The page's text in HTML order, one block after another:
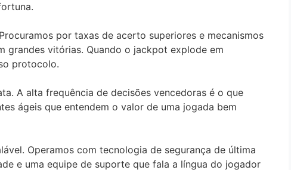
por taxas de acerto superiores e mecanismos
grandes vitórias. Quando o jackpot explode em
protocolo.
A alta frequência de decisões vencedoras é o que
ágeis que entendem o valor de uma jogada bem
Operamos com tecnologia de segurança de última
e uma equipe de suporte que fala a língua do jogador